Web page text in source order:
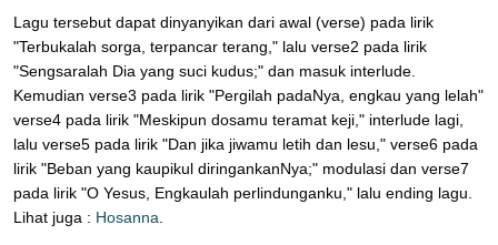
Lagu tersebut dapat dinyanyikan dari awal (verse) pada lirik
"Terbukalah sorga, terpancar terang," lalu verse2 pada lirik
"Sengsaralah Dia yang suci kudus;" dan masuk interlude.
Kemudian verse3 pada lirik "Pergilah padaNya, engkau yang lelah"
verse4 pada lirik "Meskipun dosamu teramat keji," interlude lagi,
lalu verse5 pada lirik "Dan jika jiwamu letih dan lesu," verse6 pada
lirik "Beban yang kaupikul diringankanNya;" modulasi dan verse7
pada lirik "O Yesus, Engkaulah perlindunganku," lalu ending lagu.
Lihat juga : Hosanna